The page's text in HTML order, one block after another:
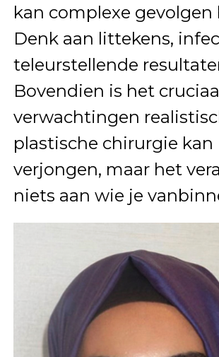
kan complexe gevolgen
Denk aan littekens,
teleurstellende
Bovendien is het
verwachtingen
plastische chirurgie kan
verjongen, maar het
niets aan wie je